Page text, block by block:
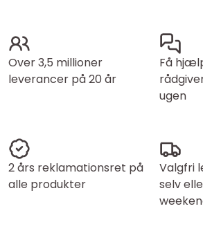
Over 3,5 millioner
leverancer på 20 år
Få
ugen
2 års reklamationsret på
alle produkter
Valgfri
selv